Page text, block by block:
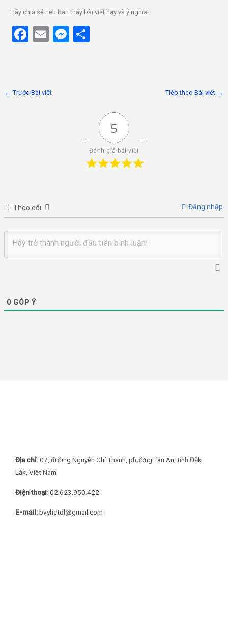
Hãy chia sẻ nếu bạn thấy bài viết hay và ý nghĩa!
F
o
E M S
← Trước Bài viết Tiếp theo Bài viết →
5
Đánh giá bài viết
Theo dõi Đăng nhập
0GÓP Ý
Địa chỉ: 07, đường Nguyễn Chí Thanh, phường Tân An, tỉnh Đắk
Lắk, Việt Nam
Điện thoại: 02.623.950.422
E-mail:bvyhctdl@gmail.com